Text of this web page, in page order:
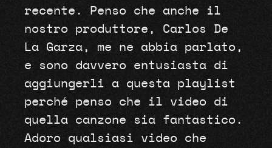
recente. Penso che anche il
nostro produttore, Carlos De
La Garza, me ne abbia parlato,
e sono davvero entusiasta di
aggiungerli a questa playlist
perché penso che il video di
quella canzone sia fantastico.
Adoro qualsiasi video che